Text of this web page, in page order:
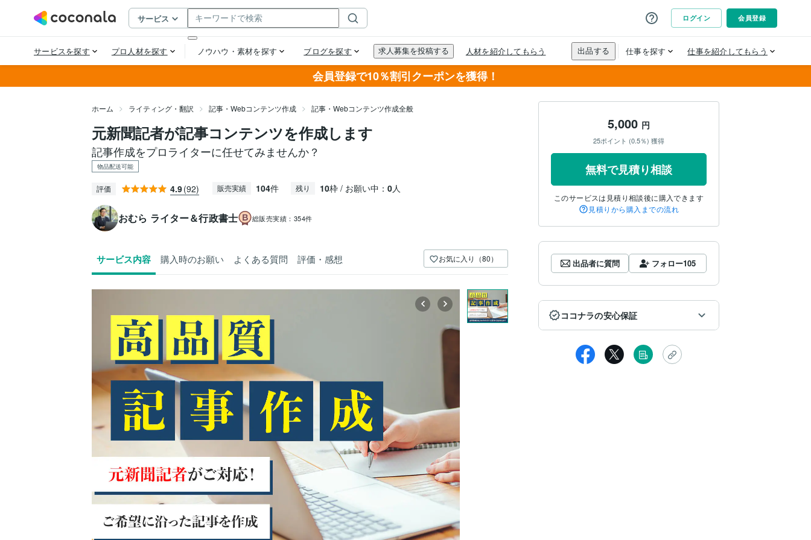
会員登録で10％割引クーポンを獲得！
ホーム ライティング・翻訳 記事・Webコンテンツ作成 記事・Webコンテンツ作成全般
元新聞記者が記事コンテンツを作成します
記事作成をプロライターに任せてみませんか？
物品配送可能
評価 4.9(92) 販売実績 104件 残り 10枠 / お願い中： 0人
おむら ライター＆行政書士 総販売実績： 354件
サービス内容 購入時のお願い よくある質問 評価・感想 お気に入り（80）
5,000 円
25ポイント (0.5％) 獲得
無料で見積り相談
このサービスは見積り相談後に購入できます
見積りから購入までの流れ
出品者に質問 フォロー105
ココナラの安心保証